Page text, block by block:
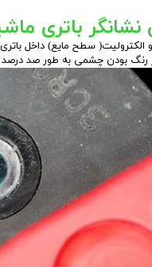
باتری
الکترولیت( سطح مایع) داخل
بودن چشمی به طور صد درصد